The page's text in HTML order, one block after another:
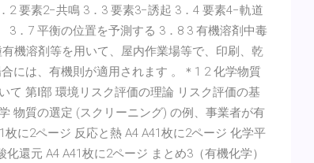
2 要素2−共鳴 3．3 要素3−誘起 3．4 要素4−軌道
3．7 平衡の位置を予測する 3．8 3 有機溶剤中毒
機溶剤等を用いて、屋内作業場等で、印刷、乾
には、有機則が適用されます 。＊1 2 化学物質
第Ⅰ部 環境リスク評価の理論 リスク評価の基
物質の選定 (スクリーニング) の例、事業者が有
に2ページ 反応と熱 A4 A41枚に2ページ 化学平
還元 A4 A41枚に2ページ まとめ3（有機化学）